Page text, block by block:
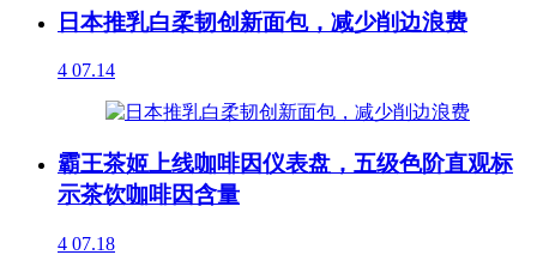
日本推乳白柔韧创新面包，减少削边浪费
4 07.14
霸王茶姬上线咖啡因仪表盘，五级色阶直观标
示茶饮咖啡因含量
4 07.18